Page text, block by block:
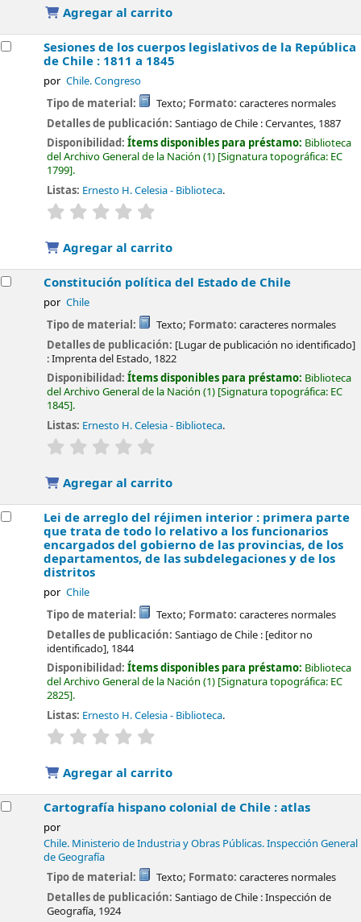
Agregar al carrito
Sesiones de los cuerpos legislativos de la República
de Chile : 1811 a 1845
por Chile. Congreso
Tipo de material: Texto; Formato: caracteres normales
Detalles de publicación:Santiago de Chile :Cervantes, 1887
Disponibilidad:Ítems disponibles para préstamo: Biblioteca
del Archivo General de la Nación (1) Signatura topográfica: EC
1799 .
Listas: Ernesto H. Celesia - Biblioteca.
valoración
Agregar al carrito
Constitución política del Estado de Chile
por Chile
Tipo de material: Texto; Formato: caracteres normales
Detalles de publicación: [Lugar de publicación no identificado]
:Imprenta del Estado, 1822
Disponibilidad:Ítems disponibles para préstamo: Biblioteca
del Archivo General de la Nación (1) Signatura topográfica: EC
1845 .
Listas: Ernesto H. Celesia - Biblioteca.
valoración
Agregar al carrito
Lei de arreglo del réjimen interior : primera parte
que trata de todo lo relativo a los funcionarios
encargados del gobierno de las provincias, de los
departamentos, de las subdelegaciones y de los
distritos
por Chile
Tipo de material: Texto; Formato: caracteres normales
Detalles de publicación:Santiago de Chile : [editor no
identificado], 1844
Disponibilidad:Ítems disponibles para préstamo: Biblioteca
del Archivo General de la Nación (1) Signatura topográfica: EC
2825 .
Listas: Ernesto H. Celesia - Biblioteca.
valoración
Agregar al carrito
Cartografía hispano colonial de Chile : atlas
por
Chile. Ministerio de Industria y Obras Públicas. Inspección General
de Geografía
Tipo de material: Texto; Formato: caracteres normales
Detalles de publicación:Santiago de Chile :Inspección de
Geografía, 1924